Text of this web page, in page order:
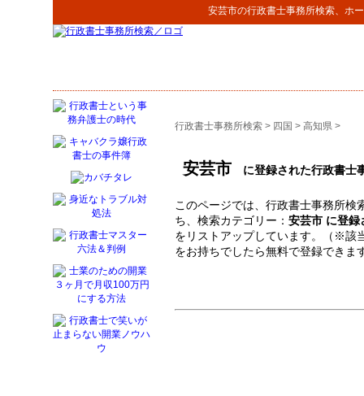
安芸市の行政書士事務所検索、ホ
行政書士事務所検索 > 四国 > 高知県 >
安芸市 に登録された行政書士
このページでは、行政書士事務所検
ち、検索カテゴリー： 安芸市 に登録
をリストアップしています。（※該
をお持ちでしたら無料で登録できま